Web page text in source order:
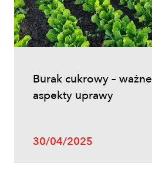
Uprawy polowe
Burak cukrowy – ważne
aspekty uprawy
30/04/2025